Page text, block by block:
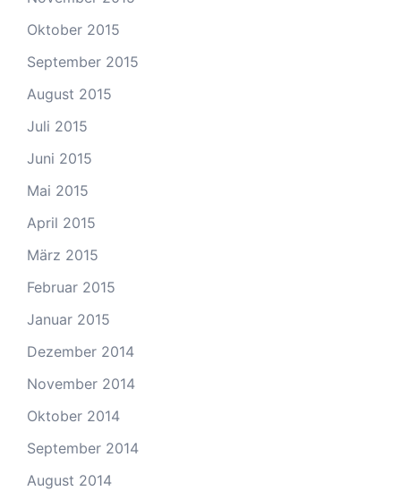
Oktober 2015
September 2015
August 2015
Juli 2015
Juni 2015
Mai 2015
April 2015
März 2015
Februar 2015
Januar 2015
Dezember 2014
November 2014
Oktober 2014
September 2014
August 2014